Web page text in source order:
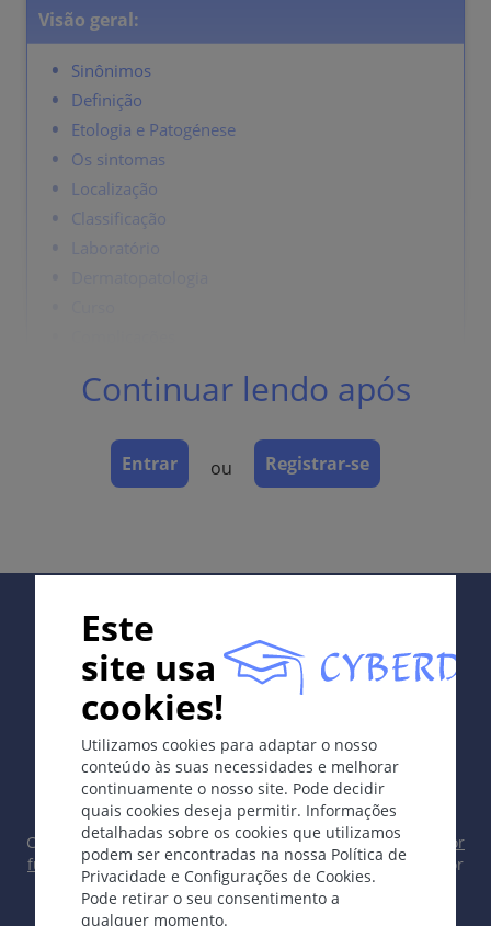
Visão geral:
Sinônimos
Definição
Etologia e Patogénese
Os sintomas
Localização
Classificação
Diagnóstico Diferencial
hormônio.
Definição
Perda de cabelos progressiva dependente de
androgênio em localização típica com predisposição
genética e por envelhecimento natural;
aparecimento precoce pode indicar distúrbio
endócrino subjacente.
Etologia e Patogénese
Herança poligênica Anormalidades do metabolismo
androgênico, especialmente atividade aumentada
da 5-alfa-redutase, leva a níveis aumentados de
diidrotestosterona no órgão-alvo.
Continuar lendo após
Entrar ou Registrar-se
Este
site usa
cookies!
Utilizamos cookies para adaptar o nosso
conteúdo às suas necessidades e melhorar
continuamente o nosso site. Pode decidir
quais cookies deseja permitir. Informações
detalhadas sobre os cookies que utilizamos
podem ser encontradas na nossa Política de
Privacidade e Configurações de Cookies.
Pode retirar o seu consentimento a
qualquer momento.
In collaboration with Erasmus+ hEduLearnIt editorial
group
Copyright © 2003-2026 CYBERDERM Grupo Editorial -
Editor
fundador Guenter Burg, M.D.- Conceito e Coordenação por
Vahid Djamei, Zurique
All rights reserved.